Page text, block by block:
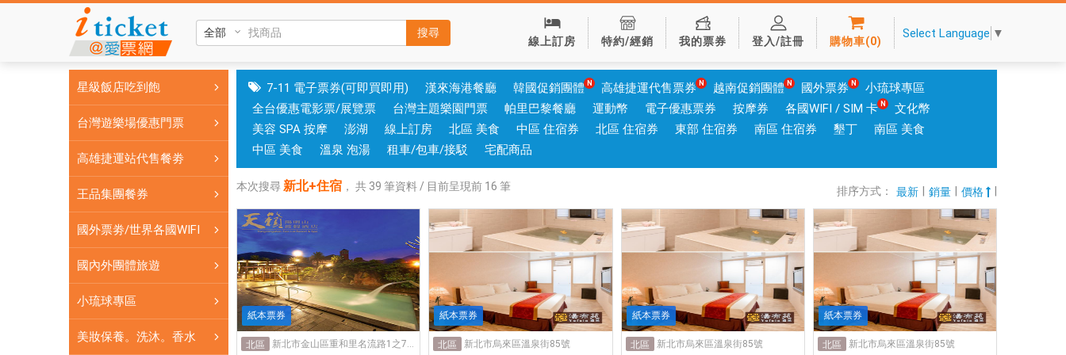
宿|
卡
門
市
銷；
銷
各
實
體
搜尋
線上訂房 特約/經銷 我的票券 登入/註冊 購物車(0)
Select Language ▼
星級飯店吃到飽
台灣遊樂場優惠門票
高雄捷運站代售餐劵
王品集團餐券
國外票劵/世界各國WIFI
國內外團體旅遊
小琉球專區
美妝保養。洗沐。香水
7-11 電子票券(可即買即用) 漢來海港餐廳 韓國促銷團體 高雄捷運代售票券 越南促銷團體 國外票券
小琉球專區
全台優惠電影票/展覽票
台灣主題樂園門票 帕里巴黎餐廳 運動幣 電子優惠票券 按摩券 各國WIFI / SIM 卡
文化幣
美容 SPA 按摩
澎湖 線上訂房 北區 美食 中區 住宿券 北區 住宿券 東部 住宿券 南區 住宿券 墾丁
南區 美食
中區 美食
溫泉 泡湯 租車/包車/接駁 宅配商品
本次搜尋 新北+住宿 ， 共 39 筆資料 / 目前呈現前 16 筆 排序方式： 最新 銷量 價格
紙本票券
北區 新北市金山區重和里名流路1之7號
紙本票券
北區 新北市烏來區溫泉街85號
紙本票券
北區 新北市烏來區溫泉街85號
紙本票券
北區 新北市烏來區溫泉街85號